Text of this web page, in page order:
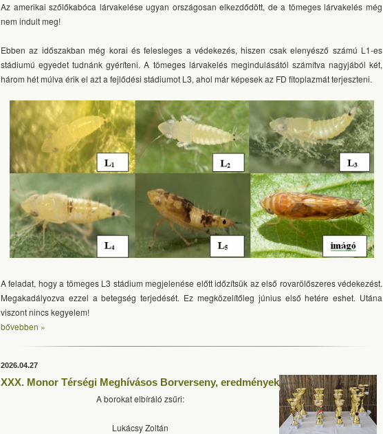
Az amerikai szőlőkabóca lárvakelése ugyan országosan elkezdődött, de a tömeges lárvakelés még
nem indult meg!
Ebben az időszakban még korai és felesleges a védekezés, hiszen csak elenyésző számú L1-es
stádiumú egyedet tudnánk gyéríteni. A tömeges lárvakelés megindulásától számítva nagyjából két,
három hét múlva érik el azt a fejlődési stádiumot L3, ahol már képesek az FD fitoplazmát terjeszteni.
A feladat, hogy a tömeges L3 stádium megjelenése előtt időzítsük az első rovarölőszeres védekezést.
Megakadályozva ezzel a betegség terjedését. Ez megközelítőleg június első hetére eshet. Utána
viszont nincs kegyelem!
bővebben »
2026.04.27
XXX. Monor Térségi Meghívásos Borverseny, eredmények
A borokat elbíráló zsűri:
Lukácsy Zoltán